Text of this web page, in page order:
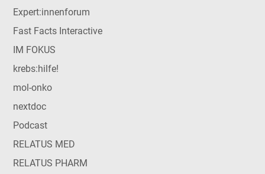
Expert:innenforum
Fast Facts Interactive
IM FOKUS
krebs:hilfe!
mol-onko
nextdoc
Podcast
RELATUS MED
RELATUS PHARM